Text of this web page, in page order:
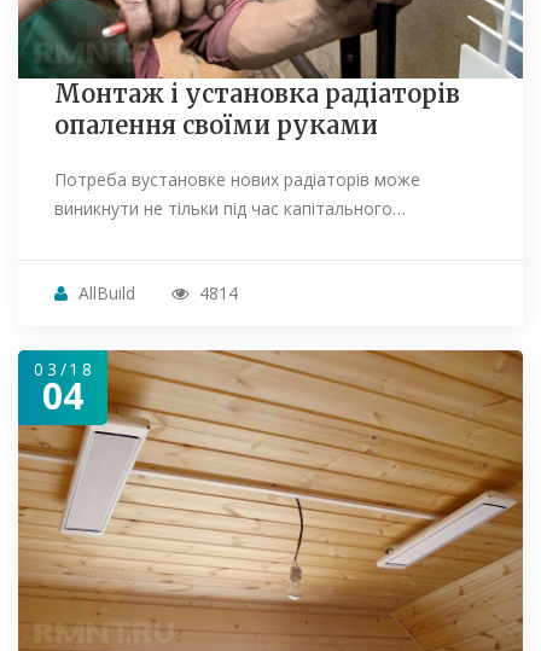
Монтаж і установка радіаторів
опалення своїми руками
Потреба вустановке нових радіаторів може
виникнути не тільки під час капітального…
AllBuild 4814
03/18
04